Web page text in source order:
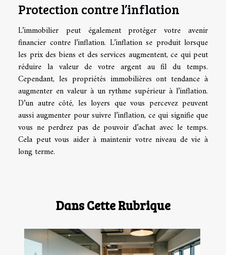
Protection contre l’inflation
L’immobilier peut également protéger votre avenir
financier contre l’inflation. L’inflation se produit lorsque
les prix des biens et des services augmentent, ce qui peut
réduire la valeur de votre argent au fil du temps.
Cependant, les propriétés immobilières ont tendance à
augmenter en valeur à un rythme supérieur à l’inflation.
D’un autre côté, les loyers que vous percevez peuvent
aussi augmenter pour suivre l’inflation, ce qui signifie que
vous ne perdrez pas de pouvoir d’achat avec le temps.
Cela peut vous aider à maintenir votre niveau de vie à
long terme.
Dans Cette Rubrique